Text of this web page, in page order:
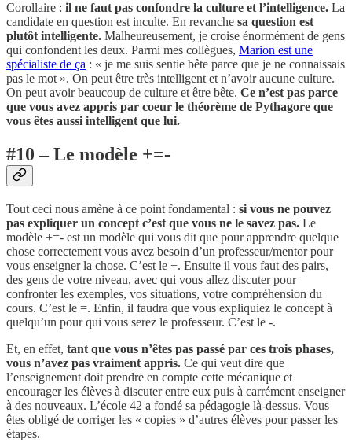
Corollaire : il ne faut pas confondre la culture et l’intelligence. La
candidate en question est inculte. En revanche sa question est
plutôt intelligente. Malheureusement, je croise énormément de gens
qui confondent les deux. Parmi mes collègues, Marion est une
spécialiste de ça : « je me suis sentie bête parce que je ne connaissais
pas le mot ». On peut être très intelligent et n’avoir aucune culture.
On peut avoir beaucoup de culture et être bête. Ce n’est pas parce
que vous avez appris par coeur le théorème de Pythagore que
vous êtes aussi intelligent que lui.
#10 – Le modèle +=-
Tout ceci nous amène à ce point fondamental : si vous ne pouvez
pas expliquer un concept c’est que vous ne le savez pas. Le
modèle +=- est un modèle qui vous dit que pour apprendre quelque
chose correctement vous avez besoin d’un professeur/mentor pour
vous enseigner la chose. C’est le +. Ensuite il vous faut des pairs,
des gens de votre niveau, avec qui vous allez discuter pour
confronter les exemples, vos situations, votre compréhension du
cours. C’est le =. Enfin, il faudra que vous expliquiez le concept à
quelqu’un pour qui vous serez le professeur. C’est le -.
Et, en effet, tant que vous n’êtes pas passé par ces trois phases,
vous n’avez pas vraiment appris. Ce qui veut dire que
l’enseignement doit prendre en compte cette mécanique et
encourager les élèves à discuter entre eux puis à carrément enseigner
à des nouveaux. L’école 42 a fondé sa pédagogie là-dessus. Vous
êtes obligé de corriger les « copies » d’autres élèves pour passer les
étapes.